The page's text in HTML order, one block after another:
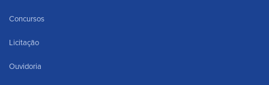
Concursos
Licitação
Ouvidoria